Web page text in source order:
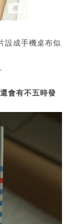
設成手機桌布似
會有不五時發